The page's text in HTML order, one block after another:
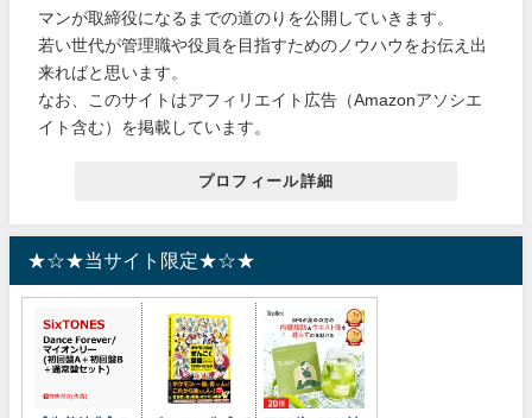
マンが取締役になるまでの道のりを公開していきます。
若い世代が管理職や役員を目指すためのノウハウをお伝え出
来ればと思います。
なお、このサイトはアフィリエイト広告（Amazonアソシエ
イト含む）を掲載しています。
プロフィール詳細
★☆★当サイト限定★☆★